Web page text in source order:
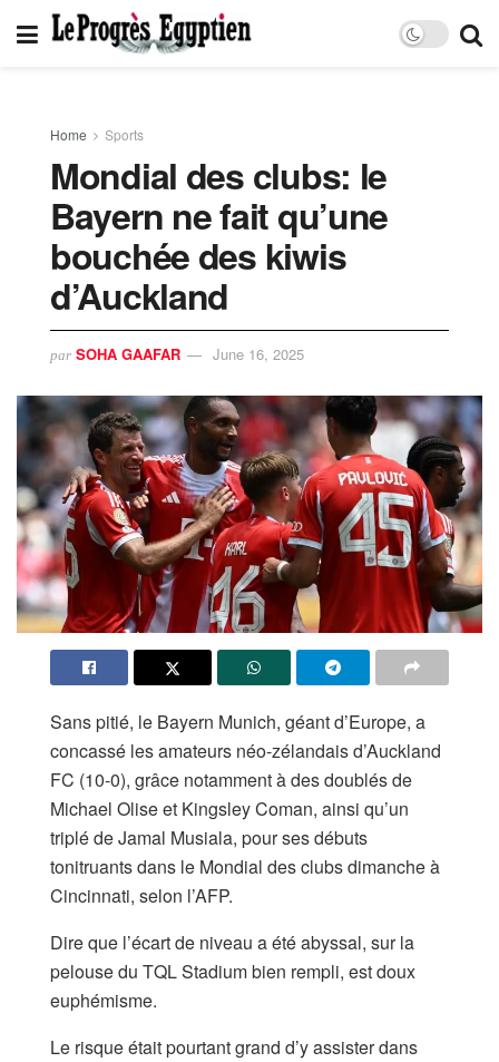
Home Sports
Mondial des clubs: le
Bayern ne fait qu’une
bouchée des kiwis
d’Auckland
par SOHA GAAFAR June 16, 2025
Sans pitié, le Bayern Munich, géant d’Europe, a
concassé les amateurs néo-zélandais d’Auckland
FC (10-0), grâce notamment à des doublés de
Michael Olise et Kingsley Coman, ainsi qu’un
triplé de Jamal Musiala, pour ses débuts
tonitruants dans le Mondial des clubs dimanche à
Cincinnati, selon l’AFP.
Dire que l’écart de niveau a été abyssal, sur la
pelouse du TQL Stadium bien rempli, est doux
euphémisme.
Le risque était pourtant grand d’y assister dans